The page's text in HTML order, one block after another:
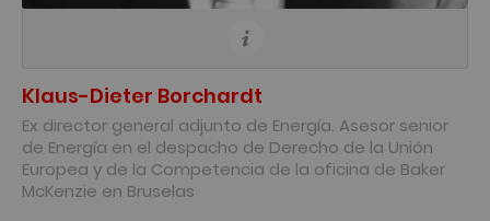
Klaus-Dieter Borchardt
Ex director general adjunto de Energía. Asesor senior
de Energía en el despacho de Derecho de la Unión
Europea y de la Competencia de la oficina de Baker
McKenzie en Bruselas